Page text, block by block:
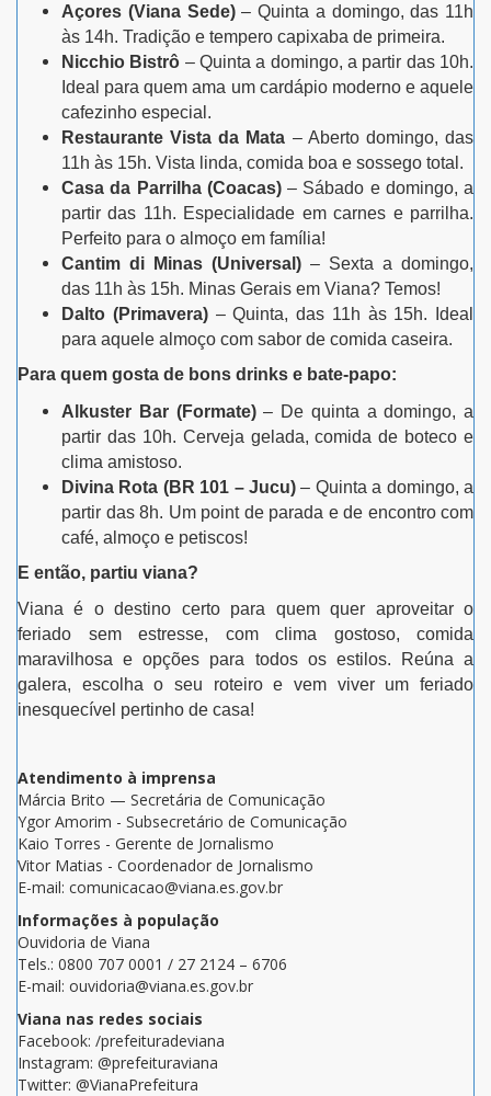
Açores (Viana Sede)– Quinta a domingo, das 11h
às 14h. Tradição e tempero capixaba de primeira.
Nicchio Bistrô – Quinta a domingo, a partir das 10h.
Ideal para quem ama um cardápio moderno e aquele
cafezinho especial.
Restaurante Vista da Mata – Aberto domingo, das
11h às 15h. Vista linda, comida boa e sossego total.
Casa da Parrilha (Coacas)– Sábado e domingo, a
partir das 11h. Especialidade em carnes e parrilha.
Perfeito para o almoço em família!
Cantim di Minas (Universal) – Sexta a domingo,
das 11h às 15h. Minas Gerais em Viana? Temos!
Dalto (Primavera)– Quinta, das 11h às 15h. Ideal
para aquele almoço com sabor de comida caseira.
Para quem gosta de bons drinks e bate-papo:
Alkuster Bar (Formate)– De quinta a domingo, a
partir das 10h. Cerveja gelada, comida de boteco e
clima amistoso.
Divina Rota (BR 101 – Jucu) – Quinta a domingo, a
partir das 8h. Um point de parada e de encontro com
café, almoço e petiscos!
E então, partiu viana?
Viana é o destino certo para quem quer aproveitar o
feriado sem estresse, com clima gostoso, comida
maravilhosa e opções para todos os estilos. Reúna a
galera, escolha o seu roteiro e vem viver um feriado
inesquecível pertinho de casa!
Atendimento à imprensa
Márcia Brito — Secretária de Comunicação
Ygor Amorim - Subsecretário de Comunicação
Kaio Torres - Gerente de Jornalismo
Vitor Matias - Coordenador de Jornalismo
E-mail: comunicacao@viana.es.gov.br
Informações à população
Ouvidoria de Viana
Tels.: 0800 707 0001 / 27 2124 – 6706
E-mail: ouvidoria@viana.es.gov.br
Viana nas redes sociais
Facebook: /prefeituradeviana
Instagram: @prefeituraviana
Twitter: @VianaPrefeitura